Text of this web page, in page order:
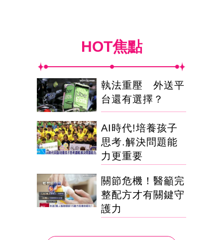
HOT焦點
執法重壓 外送平
台還有選擇？
AI時代!培養孩子
思考.解決問題能
力更重要
關節危機！醫籲完
整配方才有關鍵守
護力